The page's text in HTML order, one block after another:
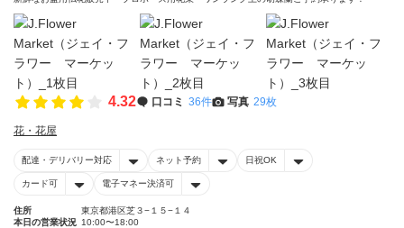
4.32 口コミ 36件 写真 29枚
花・花屋
配達・デリバリー対応 ネット予約 日祝OK
カード可 電子マネー決済可
住所
東京都港区芝３−１５−１４
本日の営業状況 10:00〜18:00